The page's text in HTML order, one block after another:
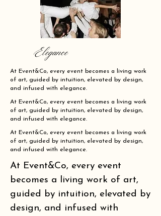
Elegance
At Event&Co, every event becomes a living work
of art, guided by intuition, elevated by design,
and infused with elegance.
At Event&Co, every event becomes a living work
of art, guided by intuition, elevated by design,
and infused with elegance.
At Event&Co, every event becomes a living work
of art, guided by intuition, elevated by design,
and infused with elegance.
At Event&Co, every event
becomes a living work of art,
guided by intuition, elevated by
design, and infused with